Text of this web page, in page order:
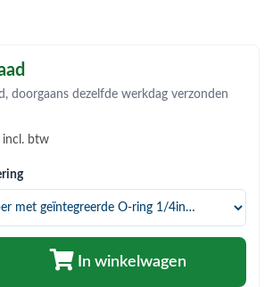
& ketels)
en warmtepompboilers)
doorgaans dezelfde werkdag verzonden
incl. btw
In winkelwagen